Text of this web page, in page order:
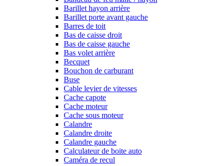
Barillet hayon arrière
Barillet porte avant gauche
Barres de toit
Bas de caisse droit
Bas de caisse gauche
Bas volet arrière
Becquet
Bouchon de carburant
Buse
Cable levier de vitesses
Cache capote
Cache moteur
Cache sous moteur
Calandre
Calandre droite
Calandre gauche
Calculateur de boite auto
Caméra de recul